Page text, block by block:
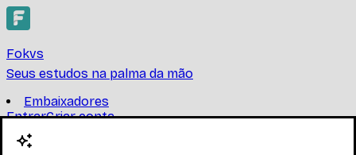
Fokvs
Seus estudos na palma da mão
Embaixadores
EntrarCriar conta
Criar conta
Física Experimental